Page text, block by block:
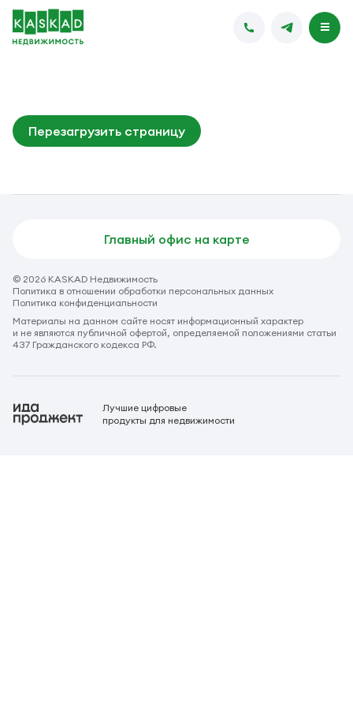
Перезагрузить страницу
Главный офис на карте
© 2026 KASKAD Недвижимость
Политика в отношении обработки персональных данных
Политика конфиденциальности
Материалы на данном сайте носят информационный характер
и не являются публичной офертой, определяемой положениями статьи
437 Гражданского кодекса РФ.
Лучшие цифровые
продукты для недвижимости